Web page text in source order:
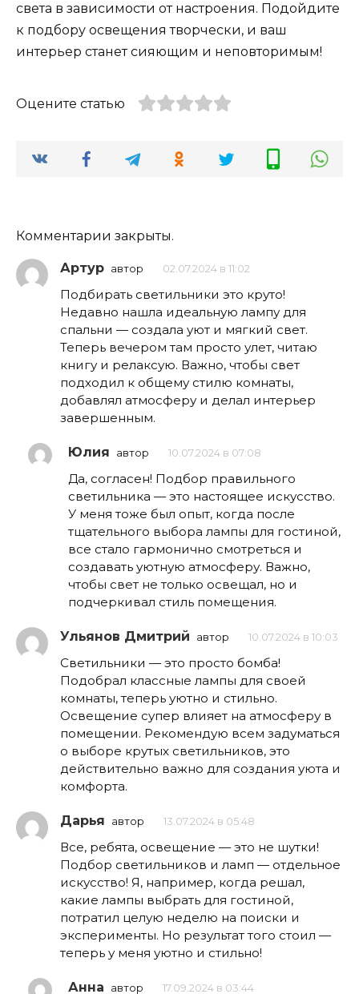
света в зависимости от настроения. Подойдите
к подбору освещения творчески, и ваш
интерьер станет сияющим и неповторимым!
Оцените статью
Комментарии закрыты.
Артур автор 02.07.2024 в 11:02
Подбирать светильники это круто!
Недавно нашла идеальную лампу для
спальни — создала уют и мягкий свет.
Теперь вечером там просто улет, читаю
книгу и релаксую. Важно, чтобы свет
подходил к общему стилю комнаты,
добавлял атмосферу и делал интерьер
завершенным.
Юлия автор 10.07.2024 в 07:08
Да, согласен! Подбор правильного
светильника — это настоящее искусство.
У меня тоже был опыт, когда после
тщательного выбора лампы для гостиной,
все стало гармонично смотреться и
создавать уютную атмосферу. Важно,
чтобы свет не только освещал, но и
подчеркивал стиль помещения.
Ульянов Дмитрий автор 10.07.2024 в 10:03
Светильники — это просто бомба!
Подобрал классные лампы для своей
комнаты, теперь уютно и стильно.
Освещение супер влияет на атмосферу в
помещении. Рекомендую всем задуматься
о выборе крутых светильников, это
действительно важно для создания уюта и
комфорта.
Дарья автор 13.07.2024 в 05:48
Все, ребята, освещение — это не шутки!
Подбор светильников и ламп — отдельное
искусство! Я, например, когда решал,
какие лампы выбрать для гостиной,
потратил целую неделю на поиски и
эксперименты. Но результат того стоил —
теперь у меня уютно и стильно!
Анна автор 17.09.2024 в 03:44